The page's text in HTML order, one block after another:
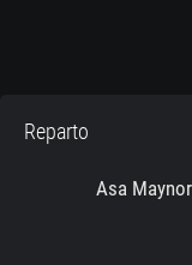
Reparto
Asa Maynor